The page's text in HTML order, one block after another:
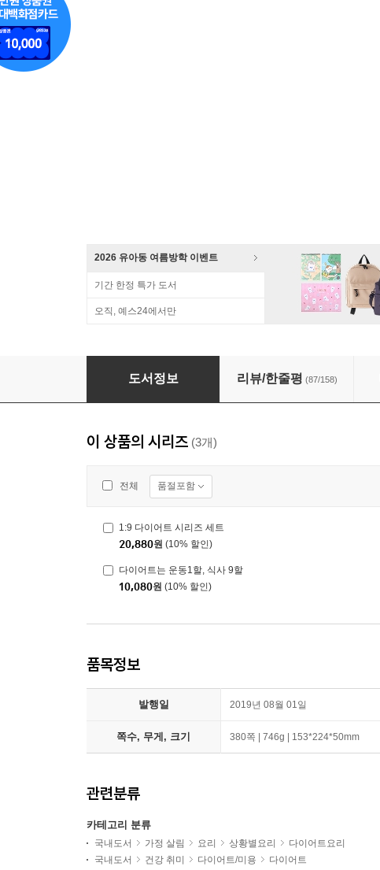
2026 유아동 여름방학 이벤트
기간 한정 특가 도서
오직, 예스24에서만
1:9 다이어트 시리즈 세트
도서정보 리뷰/한줄평 (87/158)
이 상품의 시리즈 (3개)
전체 품절포함
1:9 다이어트 시리즈 세트
20,880원 (10% 할인)
다이어트는 운동1할, 식사 9할
10,080원 (10% 할인)
품목정보
발행일 2019년 08월 01일
쪽수, 무게, 크기 380쪽 | 746g | 153*224*50mm
관련분류
카테고리 분류
국내도서 가정 살림 요리 상황별요리
다이어트요리
국내도서
건강 취미 다이어트/미용
다이어트